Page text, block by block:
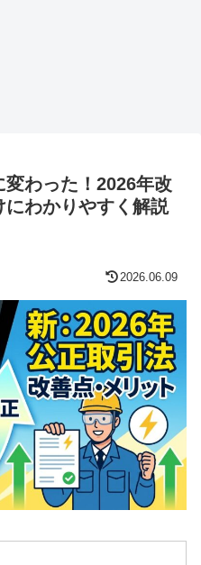
わった！2026年改
わかりやすく解説
2026.06.09